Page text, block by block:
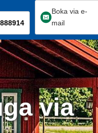
Boka via e-
mail
via